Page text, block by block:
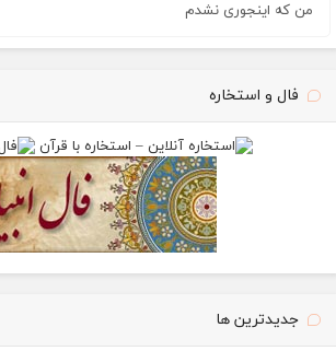
من که اینجوری نشدم
فال و استخاره
جدیدترین ها